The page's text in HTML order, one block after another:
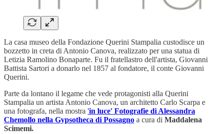
La casa museo della Fondazione Querini Stampalia custodisce un
bozzetto in creta di Antonio Canova, realizzato per una statua di
Letizia Ramolino Bonaparte. Fu il fratellastro dell'artista, Giovanni
Battista Sartori a donarlo nel 1857 al fondatore, il conte Giovanni
Querini.
Parte da lontano il legame che vede protagonisti alla Querini
Stampalia un artista Antonio Canova, un architetto Carlo Scarpa e
una fotografa, nella mostra 'in luce' Fotografie di Alessandra
Chemollo nella Gypsotheca di Possagno a cura di Maddalena
Scimemi.